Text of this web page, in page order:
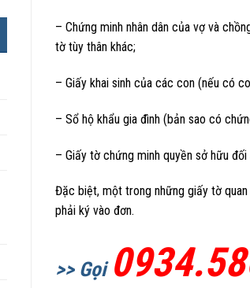
– Chứng minh nhân dân của vợ và
tờ tùy thân khác;
– Giấy khai sinh của các con (nếu có
– Sổ hộ khẩu gia đình (bản sao có
– Giấy tờ chứng minh quyền sở hữu
Đặc biệt, một trong những giấy tờ quan
phải ký vào đơn.
>> Gọi